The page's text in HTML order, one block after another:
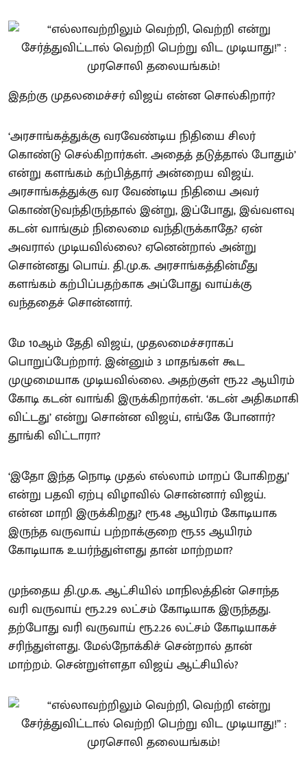
இதற்கு முதலமைச்சர் விஜய் என்ன சொல்கிறார்?
‘அரசாங்கத்துக்கு வரவேண்டிய நிதியை சிலர்
கொண்டு செல்கிறார்கள். அதைத் தடுத்தால் போதும்’
என்று களங்கம் கற்பித்தார் அன்றைய விஜய்.
அரசாங்கத்துக்கு வர வேண்டிய நிதியை அவர்
கொண்டுவந்திருந்தால் இன்று, இப்போது, இவ்வளவு
கடன் வாங்கும் நிலைமை வந்திருக்காதே? ஏன்
அவரால் முடியவில்லை? ஏனென்றால் அன்று
சொன்னது பொய். தி.மு.க. அரசாங்கத்தின்மீது
களங்கம் கற்பிப்பதற்காக அப்போது வாய்க்கு
வந்ததைச் சொன்னார்.
மே 10ஆம் தேதி விஜய், முதலமைச்சராகப்
பொறுப்பேற்றார். இன்னும் 3 மாதங்கள் கூட
முழுமையாக முடியவில்லை. அதற்குள் ரூ.22 ஆயிரம்
கோடி கடன் வாங்கி இருக்கிறார்கள். ‘கடன் அதிகமாகி
விட்டது’ என்று சொன்ன விஜய், எங்கே போனார்?
தூங்கி விட்டாரா?
‘இதோ இந்த நொடி முதல் எல்லாம் மாறப் போகிறது’
என்று பதவி ஏற்பு விழாவில் சொன்னார் விஜய்.
என்ன மாறி இருக்கிறது? ரூ.48 ஆயிரம் கோடியாக
இருந்த வருவாய் பற்றாக்குறை ரூ.55 ஆயிரம்
கோடியாக உயர்ந்துள்ளது தான் மாற்றமா?
முந்தைய தி.மு.க. ஆட்சியில் மாநிலத்தின் சொந்த
வரி வருவாய் ரூ.2.29 லட்சம் கோடியாக இருந்தது.
தற்போது வரி வருவாய் ரூ.2.26 லட்சம் கோடியாகச்
சரிந்துள்ளது. மேல்நோக்கிச் சென்றால் தான்
மாற்றம். சென்றுள்ளதா விஜய் ஆட்சியில்?